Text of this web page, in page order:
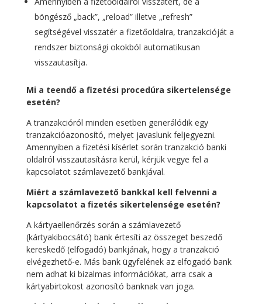
böngésző „back”, „reload” illetve „refresh”
segítségével visszatér a fizetőoldalra, tranzakcióját a
rendszer biztonsági okokból automatikusan
visszautasítja.
Mi a teendő a fizetési procedúra sikertelensége
esetén?
A tranzakcióról minden esetben generálódik egy
tranzakcióazonosító, melyet javaslunk feljegyezni.
Amennyiben a fizetési kísérlet során tranzakció banki
oldalról visszautasításra kerül, kérjük vegye fel a
kapcsolatot számlavezető bankjával.
Miért a számlavezető bankkal kell felvenni a
kapcsolatot a fizetés sikertelensége esetén?
A kártyaellenőrzés során a számlavezető
(kártyakibocsátó) bank értesíti az összeget beszedő
kereskedő (elfogadó) bankjának, hogy a tranzakció
elvégezhető-e. Más bank ügyfelének az elfogadó bank
nem adhat ki bizalmas információkat, arra csak a
kártyabirtokost azonosító banknak van joga.